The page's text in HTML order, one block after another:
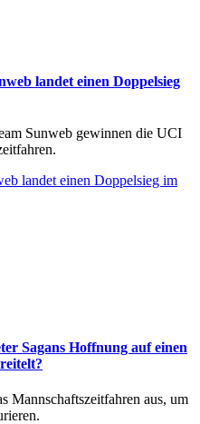
landet einen Doppelsieg
Sunweb gewinnen die UCI
landet einen Doppelsieg im
Sagans Hoffnung auf einen
Mannschaftszeitfahren aus, um